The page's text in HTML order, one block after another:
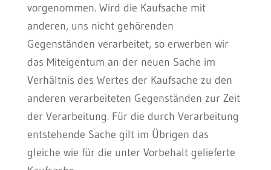
vorgenommen. Wird die Kaufsache mit
anderen, uns nicht gehörenden
Gegenständen verarbeitet, so erwerben wir
das Miteigentum an der neuen Sache im
Verhältnis des Wertes der Kaufsache zu den
anderen verarbeiteten Gegenständen zur Zeit
der Verarbeitung. Für die durch Verarbeitung
entstehende Sache gilt im Übrigen das
gleiche wie für die unter Vorbehalt gelieferte